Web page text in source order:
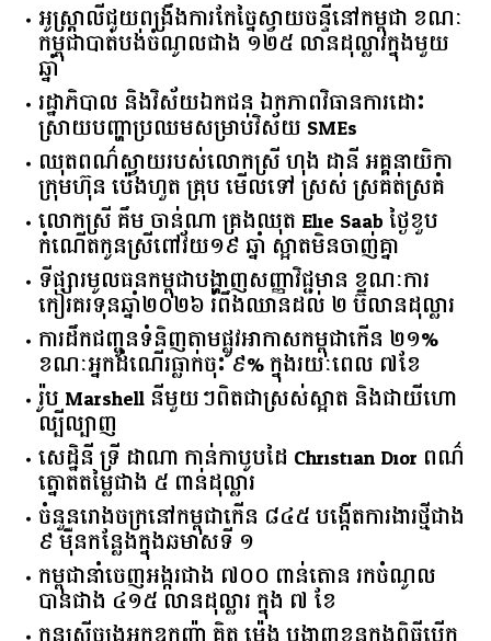
អូស្ត្រាលី​ជួយ​ពង្រឹង​ការ​កែច្នៃ​ស្វាយចន្ទី​នៅ​កម្ពុជា​ ​ខណៈ​
កម្ពុជា​បាត់បង់​ចំណូល​ជាង​ ​១២៥​ ​លាន​ដុល្លារ​ក្នុង​មួយ​
ឆ្នាំ​
រដ្ឋាភិបាល​ ​និង​វិស័យ​ឯកជន ​ឯកភាព​វិធានការ​ដោះ
ស្រាយ​បញ្ហា​ប្រឈម​​សម្រាប់​វិស័យ​ ​SMEs​
ឈុតពណ៌ស្វាយរបស់លោកស្រី ហុង ដានី អគ្គ​នាយិកា​
ក្រុមហ៊ុន ប៉េងហួត គ្រុប មើលទៅ ស្រស់ ស្រគត់ស្រគំ
លោកស្រី គឹម ចាន់ណា គ្រងឈុត Elie Saab ថ្ងៃខួប
កំណើតកូនស្រីពៅវ័យ១៩ ឆ្នាំ ស្អាតមិនចាញ់គ្នា
ទីផ្សារ​មូលធន​កម្ពុជា​បង្ហាញ​សញ្ញា​វិជ្ជមាន​ ​ខណៈ​ការ​
កៀរគរ​ទុន​ឆ្នាំ​២០២៦​ ​រំពឹង​ឈានដល់​ ​២​ ​ប៊ីលាន​ដុល្លារ​
ការដឹកជញ្ជូនទំនិញតាមផ្លូវអាកាសកម្ពុជាកើន ២១%
ខណៈអ្នកដំណើរធ្លាក់ចុះ ៩% ក្នុងរយៈពេល ៧ខែ
រ៉ូប Marshell នីមួយៗពិតជាស្រស់ស្អាត និងជាយីហោ
ល្បីល្បាញ
សេដ្ឋិនី ទ្រី ដាណា កាន់កាបូបដៃ Christian Dior ពណ៌
ត្នោតតម្លៃជាង ៥ ពាន់ដុល្លារ
ចំនួន​រោងចក្រ​នៅ​កម្ពុជា​កើន​ ​៨៤៥​ ​បង្កើត​ការងារ​ថ្មី​ជាង​
​៩​ ​ម៉ឺន​កន្លែង​ក្នុង​ឆមាស​ទី ​១​
កម្ពុជានាំចេញអង្ករជាង ៧០០ ពាន់តោន រកចំណូល
បានជាង ៤១៥ លានដុល្លារ ក្នុង ៧ ខែ